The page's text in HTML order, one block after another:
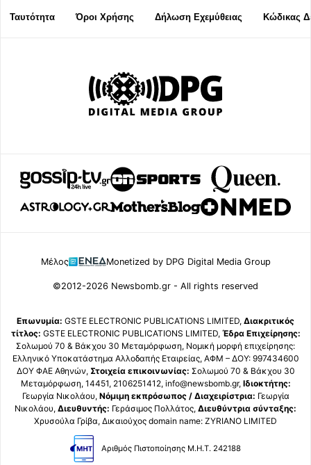
Ταυτότητα Όροι Χρήσης Δήλωση Εχεμύθειας Κώδικας
Μέλος Monetized by DPG Digital Media Group
©2012-2026 Newsbomb.gr - All rights reserved
Επωνυμία: GSTE ELECTRONIC PUBLICATIONS LIMITED, Διακριτικός
τίτλος: GSTE ELECTRONIC PUBLICATIONS LIMITED, Έδρα Επιχείρησης:
Σολωμού 70 & Βάκχου 30 Μεταμόρφωση, Νομική μορφή επιχείρησης:
Ελληνικό Υποκατάστημα Αλλοδαπής Εταιρείας, ΑΦΜ – ΔΟΥ: 997434600
ΔΟΥ ΦΑΕ Αθηνών, Στοιχεία επικοινωνίας: Σολωμού 70 & Βάκχου 30
Μεταμόρφωση, 14451, 2106251412, info@newsbomb.gr, Ιδιοκτήτης:
Γεωργία Νικολάου, Νόμιμη εκπρόσωπος / Διαχειρίστρια: Γεωργία
Νικολάου, Διευθυντής: Γεράσιμος Πολλάτος, Διευθύντρια σύνταξης:
Χρυσούλα Γρίβα, Δικαιούχος domain name: ZYRIANO LIMITED
Αριθμός Πιστοποίησης Μ.Η.Τ. 242188